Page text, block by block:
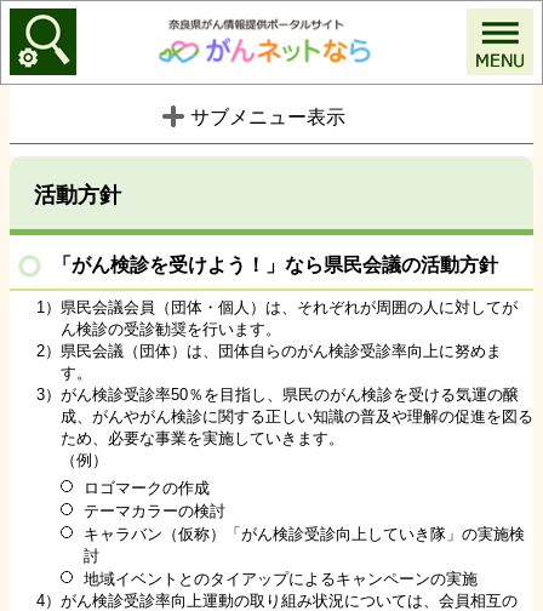
がんネットなら
サブメニュー表示
活動方針
「がん検診を受けよう！」なら県民会議の活動方針
1）県民会議会員（団体・個人）は、それぞれが周囲の人に対してが
ん検診の受診勧奨を行います。
2）県民会議（団体）は、団体自らのがん検診受診率向上に努めま
す。
3）がん検診受診率50％を目指し、県民のがん検診を受ける気運の醸
成、がんやがん検診に関する正しい知識の普及や理解の促進を図る
ため、必要な事業を実施していきます。
（例）
ロゴマークの作成
テーマカラーの検討
キャラバン（仮称）「がん検診受診向上していき隊」の実施検
討
地域イベントとのタイアップによるキャンペーンの実施
4）がん検診受診率向上運動の取り組み状況については、会員相互の